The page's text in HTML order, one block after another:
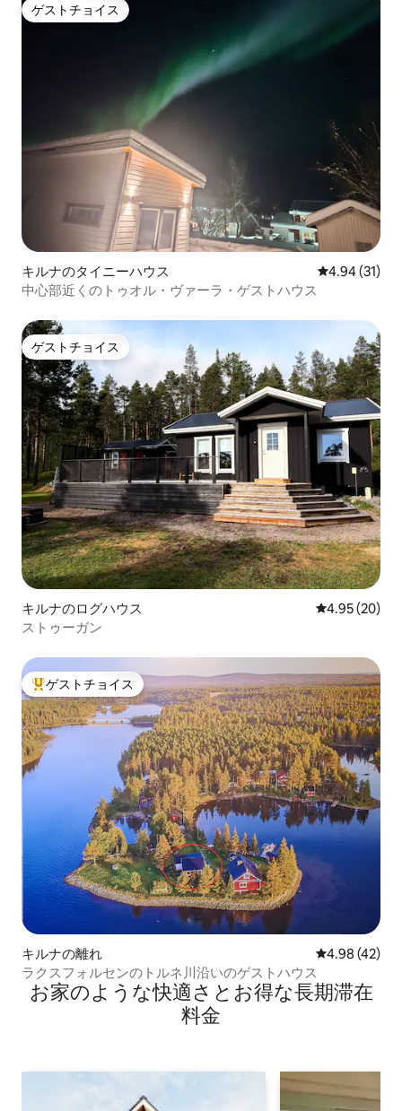
ゲストチョイス
ゲストチョイス
キルナのタイニーハウス レビュー31
4.94 (31)
中心部近くのトゥオル・ヴァーラ・ゲストハウス
ゲストチョイス
ゲストチョイス
キルナのログハウス レビュー20
4.95 (20)
ストゥーガン
大好評のゲストチョイスです。
ゲストチョイス
キルナの離れ レビュー42
4.98 (42)
ラクスフォルセンのトルネ川沿いのゲストハウス
お家のような快⁠適⁠さ⁠とお⁠得⁠な長⁠期⁠滞⁠在
料⁠金